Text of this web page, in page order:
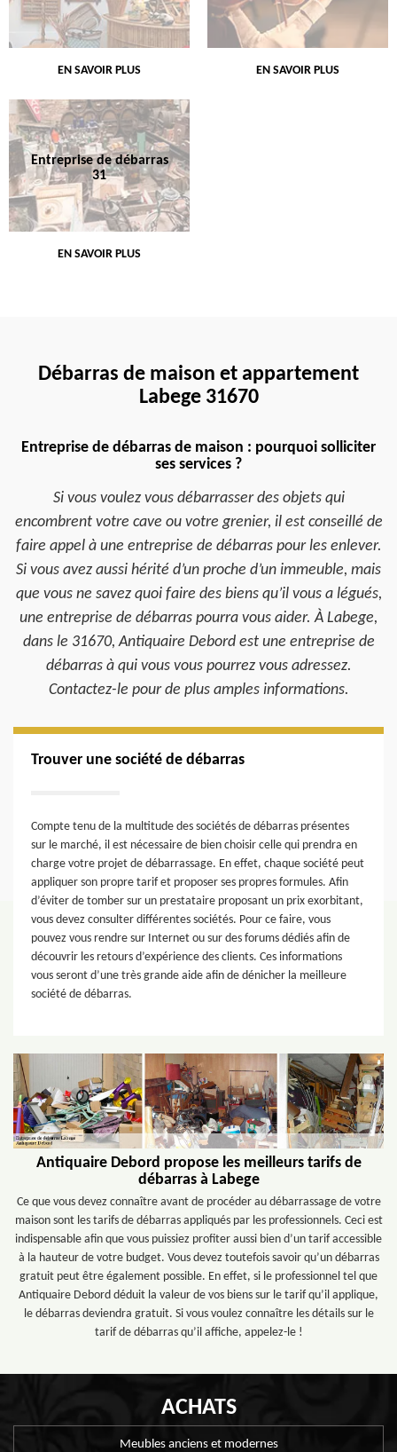
EN SAVOIR PLUS EN SAVOIR PLUS
Entreprise de débarras
31
EN SAVOIR PLUS
Débarras de maison et appartement
Labege 31670
Entreprise de débarras de maison : pourquoi solliciter
ses services ?
Si vous voulez vous débarrasser des objets qui
encombrent votre cave ou votre grenier, il est conseillé de
faire appel à une entreprise de débarras pour les enlever.
Si vous avez aussi hérité d’un proche d’un immeuble, mais
que vous ne savez quoi faire des biens qu’il vous a légués,
une entreprise de débarras pourra vous aider. À Labege,
dans le 31670, Antiquaire Debord est une entreprise de
débarras à qui vous vous pourrez vous adressez.
Contactez-le pour de plus amples informations.
Trouver une société de débarras
Compte tenu de la multitude des sociétés de débarras présentes
sur le marché, il est nécessaire de bien choisir celle qui prendra en
charge votre projet de débarrassage. En effet, chaque société peut
appliquer son propre tarif et proposer ses propres formules. Afin
d’éviter de tomber sur un prestataire proposant un prix exorbitant,
vous devez consulter différentes sociétés. Pour ce faire, vous
pouvez vous rendre sur Internet ou sur des forums dédiés afin de
découvrir les retours d’expérience des clients. Ces informations
vous seront d’une très grande aide afin de dénicher la meilleure
société de débarras.
Antiquaire Debord propose les meilleurs tarifs de
débarras à Labege
Ce que vous devez connaître avant de procéder au débarrassage de votre
maison sont les tarifs de débarras appliqués par les professionnels. Ceci est
indispensable afin que vous puissiez profiter aussi bien d’un tarif accessible
à la hauteur de votre budget. Vous devez toutefois savoir qu’un débarras
gratuit peut être également possible. En effet, si le professionnel tel que
Antiquaire Debord déduit la valeur de vos biens sur le tarif qu’il applique,
le débarras deviendra gratuit. Si vous voulez connaître les détails sur le
tarif de débarras qu’il affiche, appelez-le !
ACHATS
Meubles anciens et modernes